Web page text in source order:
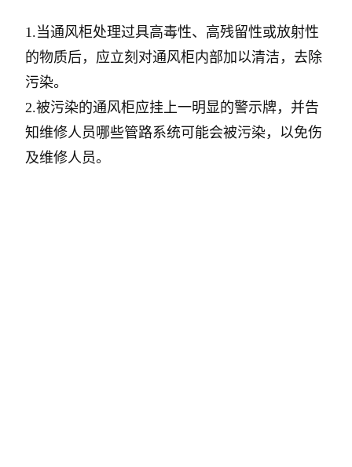
1.当通风柜处理过具高毒性、高残留性或放射性
的物质后，应立刻对通风柜内部加以清洁，去除
污染。
2.被污染的通风柜应挂上一明显的警示牌，并告
知维修人员哪些管路系统可能会被污染，以免伤
及维修人员。